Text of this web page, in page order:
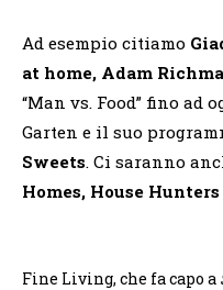
Ad esempio citiamo
at home, Adam
“Man vs. Food” fino ad
Garten e il suo
Sweets. Ci saranno
Homes, House
Fine Living, che fa capo a